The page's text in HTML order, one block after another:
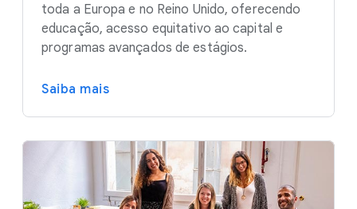
toda a Europa e no Reino Unido, oferecendo
educação, acesso equitativo ao capital e
programas avançados de estágios.
Saiba mais